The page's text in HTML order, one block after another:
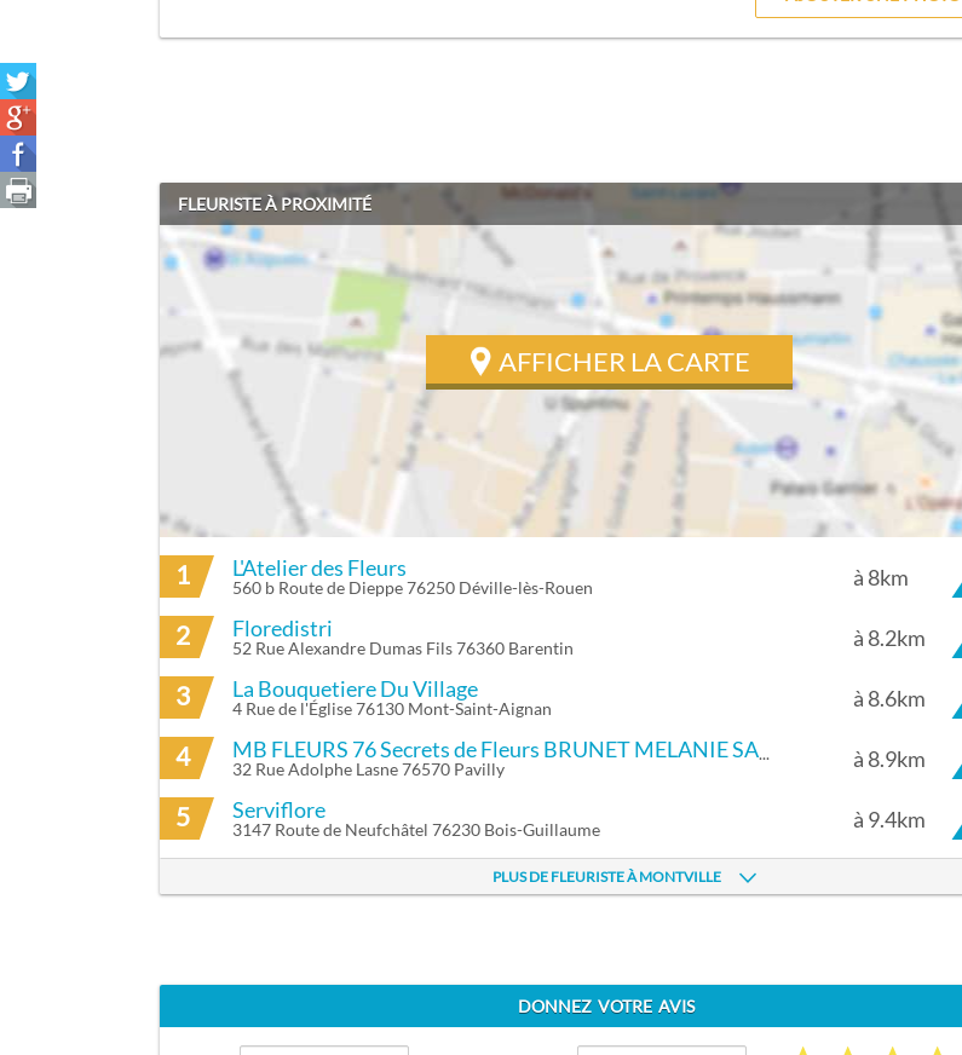
FLEURISTE À PROXIMITÉ
AFFICHER LA CARTE
ITINÉRAIRE VERS LES FLEURS DE MÛRES À MONTVILLE
1 L'Atelier des Fleurs
560 b Route de Dieppe 76250 Déville-lès-Rouen à 8km
2 Floredistri
52 Rue Alexandre Dumas Fils 76360 Barentin à 8.2km
3 La Bouquetiere Du Village
4 Rue de l'Église 76130 Mont-Saint-Aignan à 8.6km
4
32 Rue Adolphe Lasne 76570 Pavilly
à 8.9km
5 Serviflore
3147 Route de Neufchâtel 76230 Bois-Guillaume à 9.4km
PLUS DE FLEURISTE À MONTVILLE
DONNEZ VOTRE AVIS